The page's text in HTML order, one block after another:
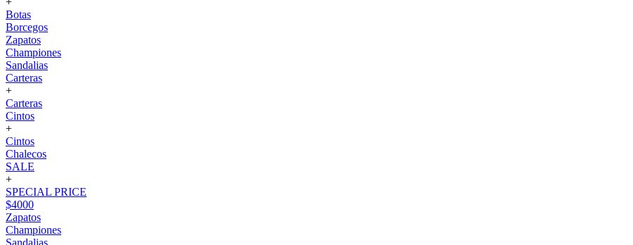
Botas
Borcegos
Zapatos
Championes
Sandalias
Carteras
+
Carteras
Cintos
+
Cintos
Chalecos
SALE
+
SPECIAL PRICE
$4000
Zapatos
Championes
Sandalias